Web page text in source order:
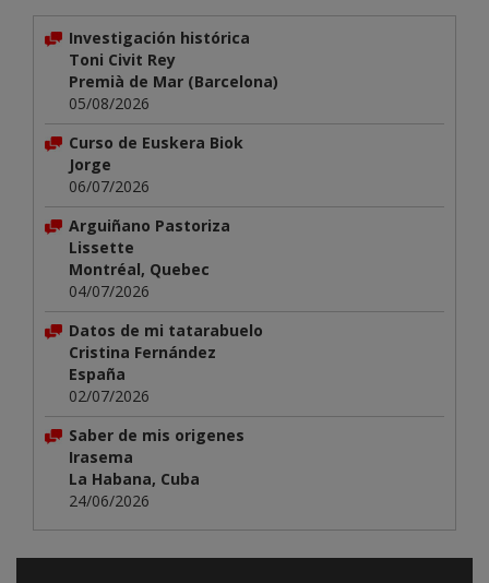
Investigación histórica
Toni Civit Rey
Premià de Mar (Barcelona)
05/08/2026
Curso de Euskera Biok
Jorge
06/07/2026
Arguiñano Pastoriza
Lissette
Montréal, Quebec
04/07/2026
Datos de mi tatarabuelo
Cristina Fernández
España
02/07/2026
Saber de mis origenes
Irasema
La Habana, Cuba
24/06/2026